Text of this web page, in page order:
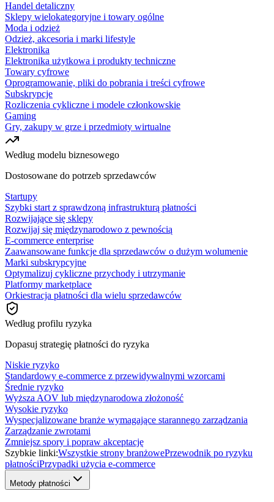
Handel detaliczny
Sklepy wielokategoryjne i towary ogólne
Moda i odzież
Odzież, akcesoria i marki lifestyle
Elektronika
Elektronika użytkowa i produkty techniczne
Towary cyfrowe
Oprogramowanie, pliki do pobrania i treści cyfrowe
Subskrypcje
Rozliczenia cykliczne i modele członkowskie
Gaming
Gry, zakupy w grze i przedmioty wirtualne
Według modelu biznesowego
Dostosowane do potrzeb sprzedawców
Startupy
Szybki start z sprawdzoną infrastrukturą płatności
Rozwijające się sklepy
Rozwijaj się międzynarodowo z pewnością
E-commerce enterprise
Zaawansowane funkcje dla sprzedawców o dużym wolumenie
Marki subskrypcyjne
Optymalizuj cykliczne przychody i utrzymanie
Platformy marketplace
Orkiestracja płatności dla wielu sprzedawców
Według profilu ryzyka
Dopasuj strategię płatności do ryzyka
Niskie ryzyko
Standardowy e-commerce z przewidywalnymi wzorcami
Średnie ryzyko
Wyższa AOV lub międzynarodowa złożoność
Wysokie ryzyko
Wyspecjalizowane branże wymagające starannego zarządzania
Zarządzanie zwrotami
Zmniejsz spory i popraw akceptację
Szybkie linki:Wszystkie strony branżowePrzewodnik po ryzyku
płatnościPrzypadki użycia e-commerce
Metody płatności